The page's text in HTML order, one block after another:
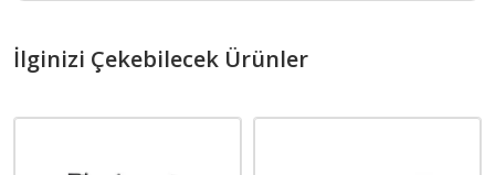
İlginizi Çekebilecek Ürünler